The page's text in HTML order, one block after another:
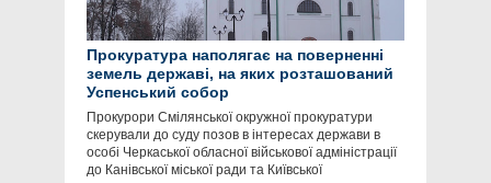
Прокуратура наполягає на поверненні
земель державі, на яких розташований
Успенський собор
Прокурори Смілянської окружної прокуратури
скерували до суду позов в інтересах держави в
особі Черкаської обласної військової адміністрації
до Канівської міської ради та Київської